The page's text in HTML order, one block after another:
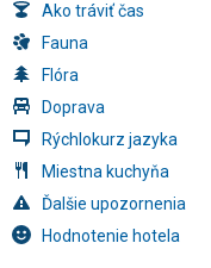
Ako tráviť čas
Fauna
Flóra
Doprava
Rýchlokurz jazyka
Miestna kuchyňa
Ďalšie upozornenia
Hodnotenie hotela